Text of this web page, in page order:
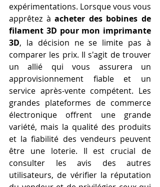
expérimentations. Lorsque vous vous
apprêtez à acheter des bobines de
filament 3D pour mon imprimante
3D, la décision ne se limite pas à
comparer les prix. Il s'agit de trouver
un allié qui vous assurera un
approvisionnement fiable et un
service après-vente compétent. Les
grandes plateformes de commerce
électronique offrent une grande
variété, mais la qualité des produits
et la fiabilité des vendeurs peuvent
être une loterie. Il est crucial de
consulter les avis des autres
utilisateurs, de vérifier la réputation